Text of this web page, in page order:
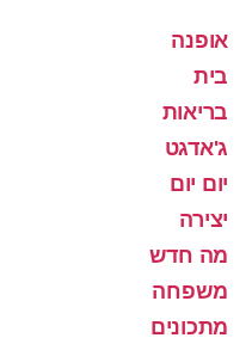
אופנה
בית
בריאות
ג'אדגט
יום יום
יצירה
מה חדש
משפחה
מתכונים